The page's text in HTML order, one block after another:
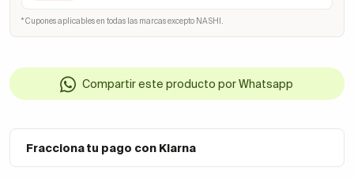
* Cupones aplicables en todas las marcas excepto NASHI.
Compartir este producto por Whatsapp
Fracciona tu pago con Klarna